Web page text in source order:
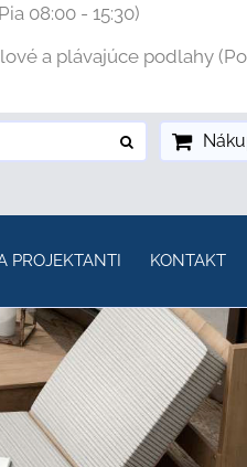
08:00 - 15:30)
a plávajúce podlahy
PROJEKTANTI KONTAKT